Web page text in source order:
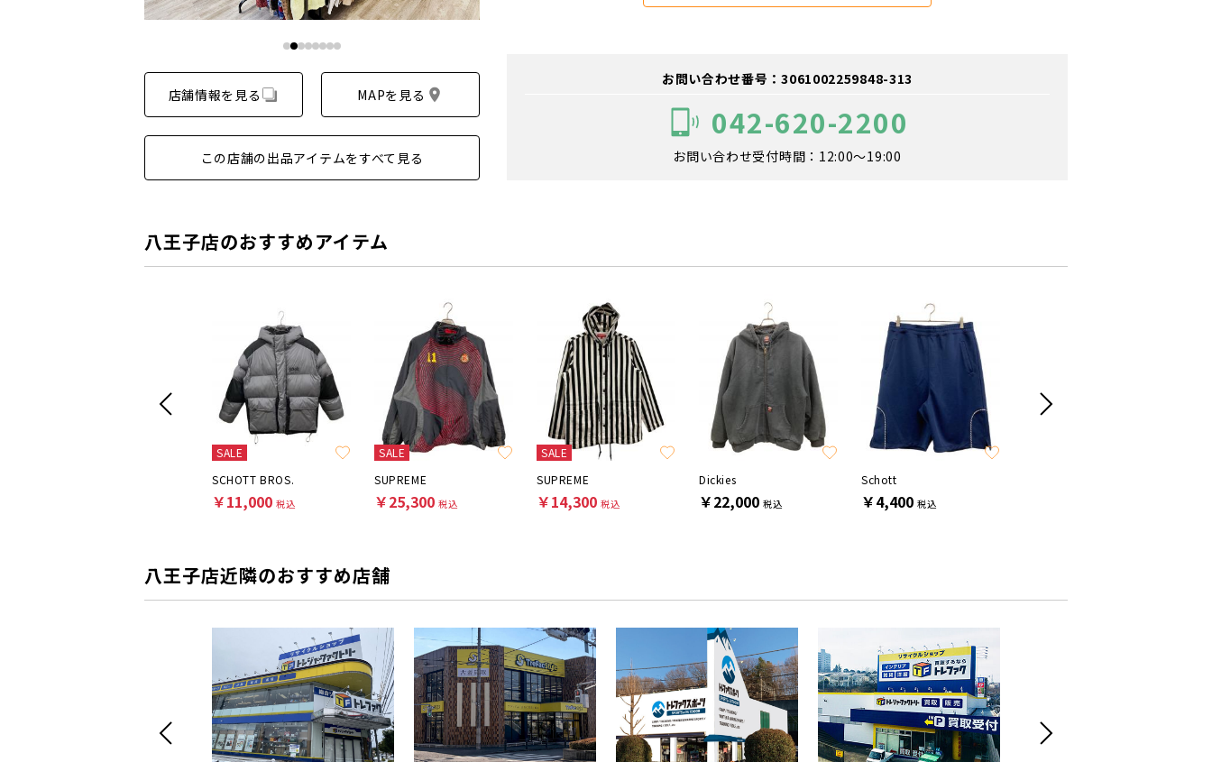
店舗情報を見る MAPを見る
この店舗の出品アイテムをすべて見る
お問い合わせ番号：3061002259848-313
042-620-2200
お問い合わせ受付時間：12:00～19:00
八王子店のおすすめアイテム
SALE
SCHOTT BROS.
￥11,000 税込
SALE
SUPREME
￥25,300 税込
SALE
SUPREME
￥14,300 税込
Dickies
￥22,000 税込
Schott
￥4,400 税込
八王子店近隣のおすすめ店舗